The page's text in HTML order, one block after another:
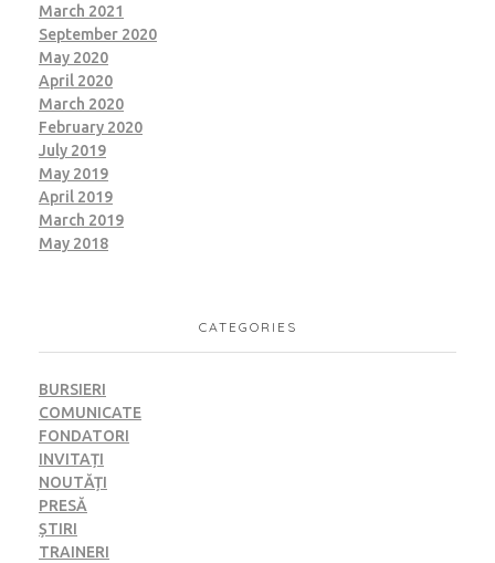
March 2021
September 2020
May 2020
April 2020
March 2020
February 2020
July 2019
May 2019
April 2019
March 2019
May 2018
CATEGORIES
BURSIERI
COMUNICATE
FONDATORI
INVITAȚI
NOUTĂȚI
PRESĂ
ȘTIRI
TRAINERI